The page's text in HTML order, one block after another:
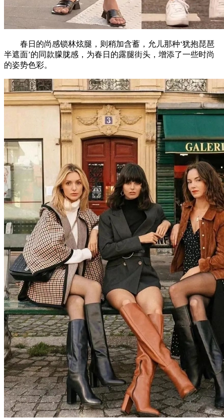
春日的尚感锁林炫腿，则稍加含蓄，允儿那种‘犹抱琵琶
半遮面’的同款朦胧感，为春日的露腿街头，增添了一些时尚
的姿势色彩。